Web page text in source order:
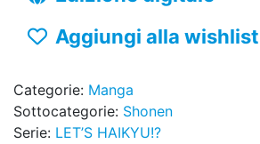
Aggiungi alla wishlist
Categorie: Manga
Sottocategorie: Shonen
Serie: LET’S HAIKYU!?